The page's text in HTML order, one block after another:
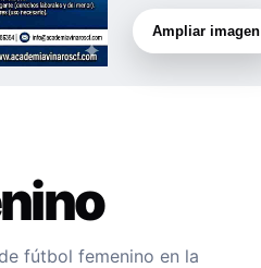
Ampliar imagen
fútbol femenino en la